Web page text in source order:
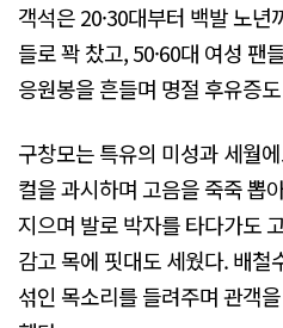
객석은 20·30대부터 백발 노
들로 꽉 찼고, 50·60대 여성 팬
응원봉을 흔들며 명절 후유증
구창모는 특유의 미성과 세월
컬을 과시하며 고음을 죽죽 뽑
지으며 발로 박자를 타다가도
감고 목에 핏대도 세웠다. 배
섞인 목소리를 들려주며 관객